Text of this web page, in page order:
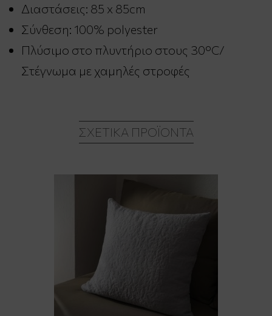
Διαστάσεις: 85 x 85cm
Σύνθεση: 100% polyester
Πλύσιμο στο πλυντήριο στους 30°C/
Στέγνωμα με χαμηλές στροφές
ΣΧΕΤΙΚΆ ΠΡΟΪΌΝΤΑ